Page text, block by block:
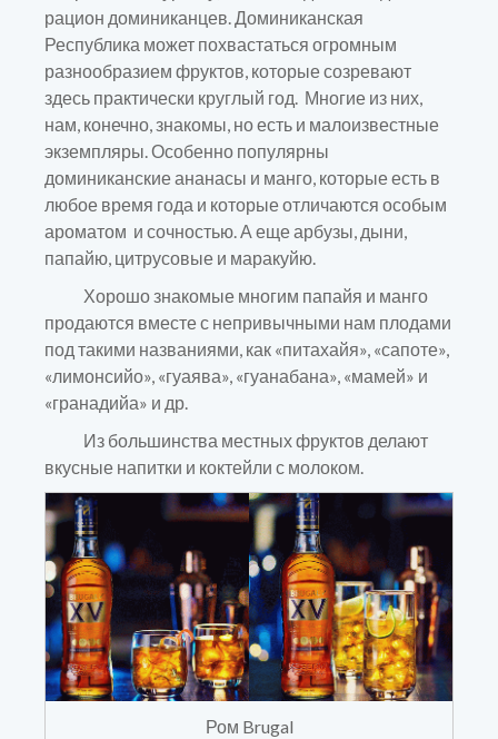
рацион доминиканцев. Доминиканская
Республика может похвастаться огромным
разнообразием фруктов, которые созревают
здесь практически круглый год. Многие из них,
нам, конечно, знакомы, но есть и малоизвестные
экземпляры. Особенно популярны
доминиканские ананасы и манго, которые есть в
любое время года и которые отличаются особым
ароматом и сочностью. А еще арбузы, дыни,
папайю, цитрусовые и маракуйю.
Хорошо знакомые многим папайя и манго
продаются вместе с непривычными нам плодами
под такими названиями, как «питахайя», «сапоте»,
«лимонсийо», «гуаява», «гуанабана», «мамей» и
«гранадийа» и др.
Из большинства местных фруктов делают
вкусные напитки и коктейли с молоком.
Ром Brugal